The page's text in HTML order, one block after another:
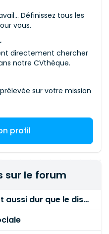
Définissez tous les
vous.
directement chercher
notre CVthèque.
sur votre mission
profil
sur le forum
Est-ce que le marché est aussi dur que le disent les commerciaux ?